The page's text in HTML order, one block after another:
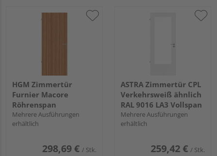
HGM Zimmertür
Furnier Macore
Röhrenspan
Mehrere Ausführungen
erhältlich
298,69 € / Stk.
ASTRA Zimmertür CPL
Verkehrsweiß ähnlich
RAL 9016 LA3 Vollspan
Mehrere Ausführungen
erhältlich
259,42 € / Stk.